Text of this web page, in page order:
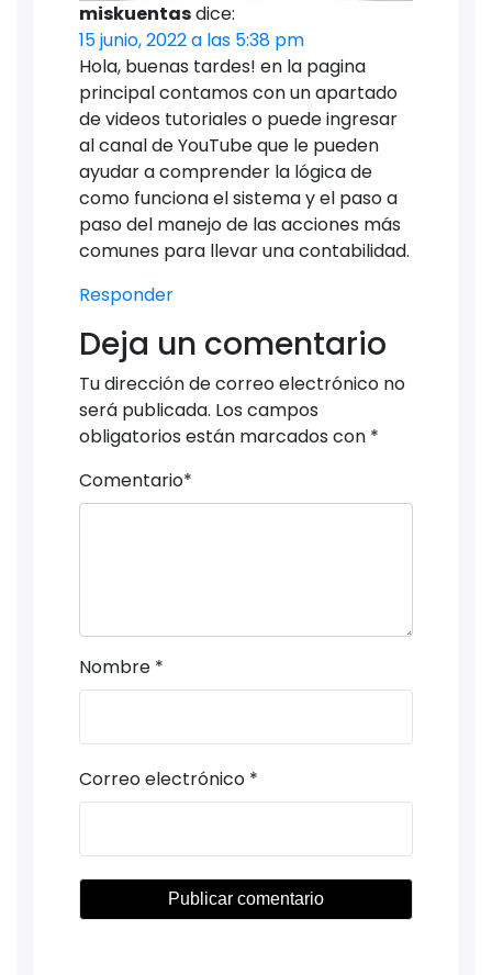
miskuentasdice:
15 junio, 2022 a las 5:38 pm
Hola, buenas tardes! en la pagina
principal contamos con un apartado
de videos tutoriales o puede ingresar
al canal de YouTube que le pueden
ayudar a comprender la lógica de
como funciona el sistema y el paso a
paso del manejo de las acciones más
comunes para llevar una contabilidad.
Responder
Deja un comentario
Tu dirección de correo electrónico no
será publicada. Los campos
obligatorios están marcados con *
Comentario*
Nombre *
Correo electrónico *